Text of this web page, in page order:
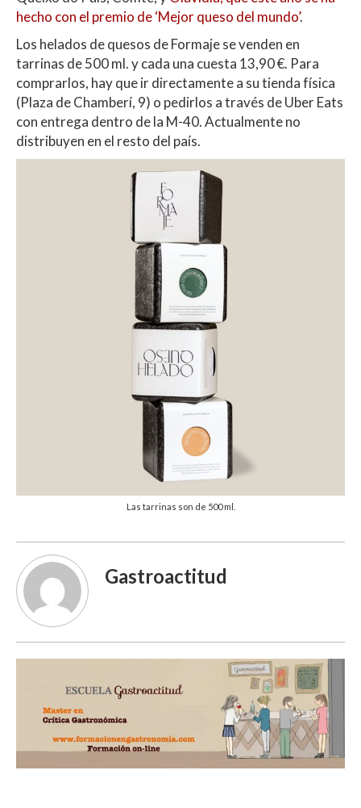
hecho con el premio de ‘Mejor queso del mundo’.
Los helados de quesos de Formaje se venden en
tarrinas de 500 ml. y cada una cuesta 13,90 €. Para
comprarlos, hay que ir directamente a su tienda física
(Plaza de Chamberí, 9) o pedirlos a través de Uber Eats
con entrega dentro de la M-40. Actualmente no
distribuyen en el resto del país.
Las tarrinas son de 500 ml.
Gastroactitud